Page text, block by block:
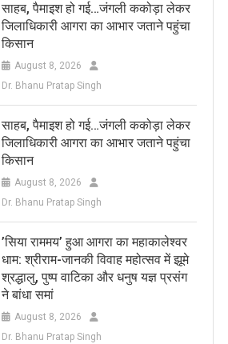
साहब, पैमाइश हो गई…जंगली ककोड़ा लेकर
जिलाधिकारी आगरा का आभार जताने पहुंचा
किसान
August 8, 2026
Dr. Bhanu Pratap Singh
साहब, पैमाइश हो गई…जंगली ककोड़ा लेकर
जिलाधिकारी आगरा का आभार जताने पहुंचा
किसान
August 8, 2026
Dr. Bhanu Pratap Singh
​’सिया राममय’ हुआ आगरा का महाकालेश्वर
धाम: श्रीराम-जानकी विवाह महोत्सव में झूमे
श्रद्धालु, पुष्प वाटिका और धनुष यज्ञ प्रसंग
ने बांधा समां
August 8, 2026
Dr. Bhanu Pratap Singh